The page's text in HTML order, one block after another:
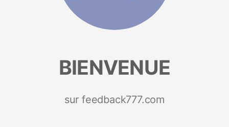
BIENVENUE
sur feedback777.com